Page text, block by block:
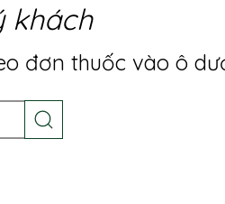
khách
đơn thuốc vào ô